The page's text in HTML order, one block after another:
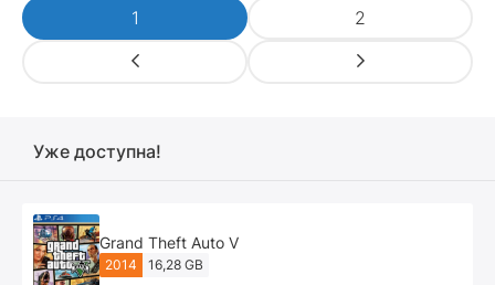
1 2
Уже доступна!
Grand Theft Auto V
2014 16,28 GB